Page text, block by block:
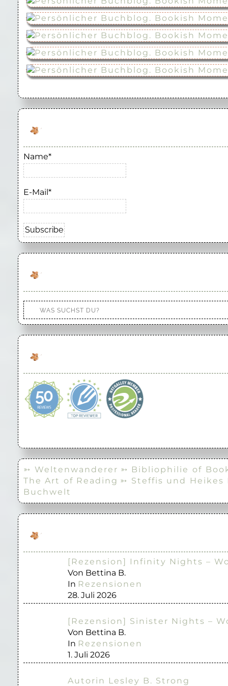
Name*
E-Mail*
➳ Weltenwanderer ➳ Bibliophilie of
The Art of Reading ➳ Steffis und Heikes
Buchwelt
[Rezension] Infinity Nights –
Von Bettina B.
In Rezensionen
28. Juli 2026
[Rezension] Sinister Nights –
Von Bettina B.
In Rezensionen
1. Juli 2026
Autorin Lesley B. Strong